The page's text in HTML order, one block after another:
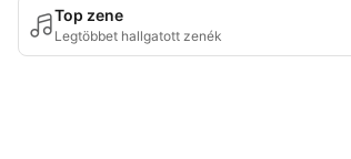
Top zene
Legtöbbet hallgatott zenék